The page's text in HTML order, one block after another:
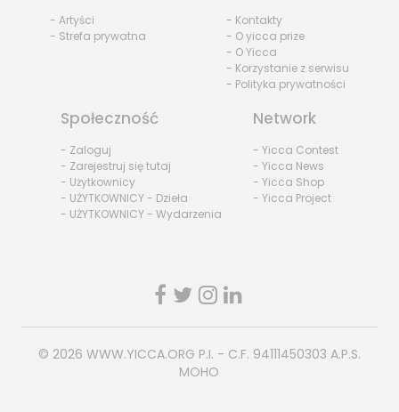
- Artyści
- Strefa prywatna
- Kontakty
- O yicca prize
- O Yicca
- Korzystanie z serwisu
- Polityka prywatności
Społeczność
- Zaloguj
- Zarejestruj się tutaj
- Użytkownicy
- UŻYTKOWNICY - Dzieła
- UŻYTKOWNICY - Wydarzenia
Network
- Yicca Contest
- Yicca News
- Yicca Shop
- Yicca Project
© 2026 WWW.YICCA.ORG P.I. - C.F. 94111450303 A.P.S.
MOHO